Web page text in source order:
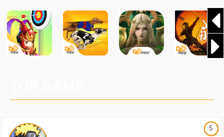
5